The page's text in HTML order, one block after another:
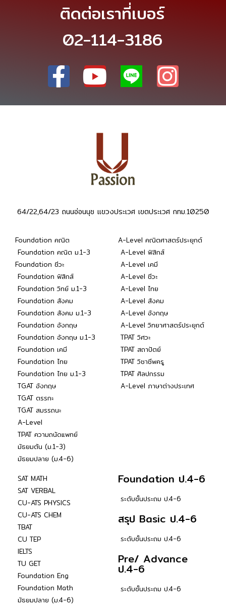
ติดต่อเราที่เบอร์
02-114-3186
64/22,64/23 ถนนอ่อนนุช แขวงประเวศ เขตประเวศ กทม.10250
Foundation คณิต
Foundation คณิต ม.1-3
Foundation ชีวะ
Foundation ฟิสิกส์
Foundation วิทย์ ม.1-3
Foundation สังคม
Foundation สังคม ม.1-3
Foundation อังกฤษ
Foundation อังกฤษ ม.1-3
Foundation เคมี
Foundation ไทย
Foundation ไทย ม.1-3
TGAT อังกฤษ
TGAT ตรรกะ
TGAT สมรรถนะ
A-Level
TPAT ความถนัดแพทย์
มัธยมต้น (ม.1-3)
มัธยมปลาย (ม.4-6)
A-Level คณิตศาสตร์ประยุกต์
A-Level ฟิสิกส์
A-Level เคมี
A-Level ชีวะ
A-Level ไทย
A-Level สังคม
A-Level อังกฤษ
A-Level วิทยาศาสตร์ประยุกต์
TPAT วิศวะ
TPAT สถาปัตย์
TPAT วิชาชีพครู
TPAT ศิลปกรรม
A-Level ภาษาต่างประเทศ
SAT MATH
SAT VERBAL
CU-ATS PHYSICS
CU-ATS CHEM
TBAT
CU TEP
IELTS
TU GET
Foundation Eng
Foundation Math
มัธยมปลาย (ม.4-6)
Foundation ป.4-6
ระดับชั้นประถม ป.4-6
สรุป Basic ป.4-6
ระดับชั้นประถม ป.4-6
Pre/ Advance
ป.4-6
ระดับชั้นประถม ป.4-6